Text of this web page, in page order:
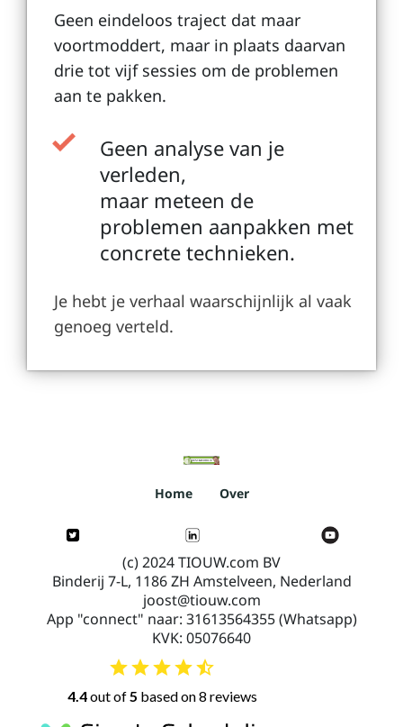
Geen eindeloos traject dat maar
voortmoddert, maar in plaats daarvan
drie tot vijf sessies om de problemen
aan te pakken.
Geen analyse van je
verleden,
maar meteen de
problemen aanpakken met
concrete technieken.
Je hebt je verhaal waarschijnlijk al vaak
genoeg verteld.
Home Over
(c) 2024 TIOUW.com BV
Binderij 7-L, 1186 ZH Amstelveen, Nederland
joost@tiouw.com
App "connect" naar: 31613564355 (Whatsapp)
KVK: 05076640
4.4out of5 based on 8 reviews